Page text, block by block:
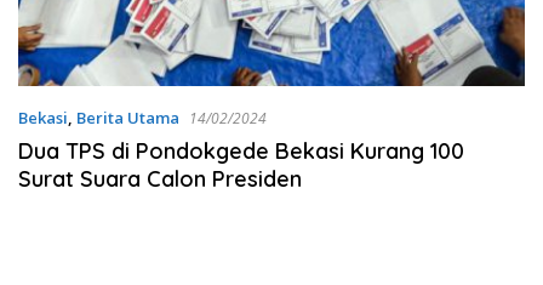
Bekasi, Berita Utama 14/02/2024
Dua TPS di Pondokgede Bekasi Kurang 100
Surat Suara Calon Presiden